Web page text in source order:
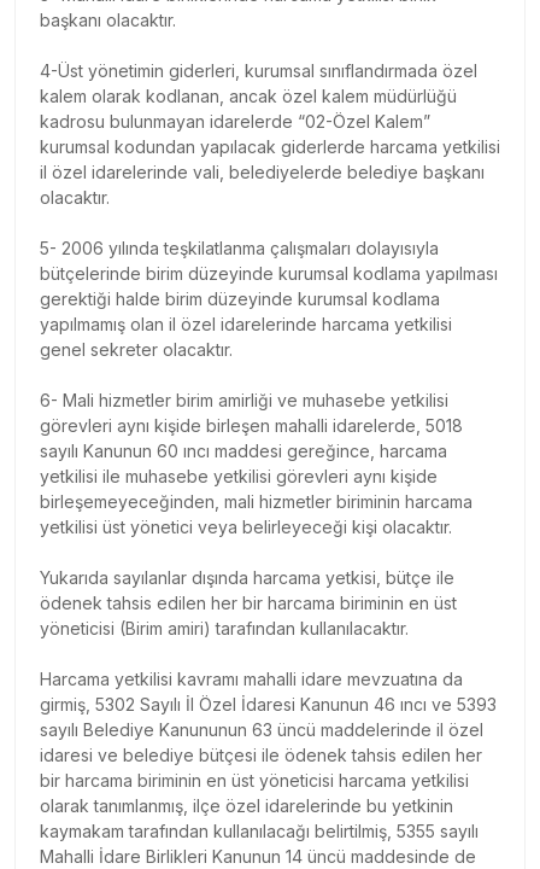
başkanı olacaktır.
4-Üst yönetimin giderleri, kurumsal sınıflandırmada özel
kalem olarak kodlanan, ancak özel kalem müdürlüğü
kadrosu bulunmayan idarelerde “02-Özel Kalem”
kurumsal kodundan yapılacak giderlerde harcama yetkilisi
il özel idarelerinde vali, belediyelerde belediye başkanı
olacaktır.
5- 2006 yılında teşkilatlanma çalışmaları dolayısıyla
bütçelerinde birim düzeyinde kurumsal kodlama yapılması
gerektiği halde birim düzeyinde kurumsal kodlama
yapılmamış olan il özel idarelerinde harcama yetkilisi
genel sekreter olacaktır.
6- Mali hizmetler birim amirliği ve muhasebe yetkilisi
görevleri aynı kişide birleşen mahalli idarelerde, 5018
sayılı Kanunun 60 ıncı maddesi gereğince, harcama
yetkilisi ile muhasebe yetkilisi görevleri aynı kişide
birleşemeyeceğinden, mali hizmetler biriminin harcama
yetkilisi üst yönetici veya belirleyeceği kişi olacaktır.
Yukarıda sayılanlar dışında harcama yetkisi, bütçe ile
ödenek tahsis edilen her bir harcama biriminin en üst
yöneticisi (Birim amiri) tarafından kullanılacaktır.
Harcama yetkilisi kavramı mahalli idare mevzuatına da
girmiş, 5302 Sayılı İl Özel İdaresi Kanunun 46 ıncı ve 5393
sayılı Belediye Kanununun 63 üncü maddelerinde il özel
idaresi ve belediye bütçesi ile ödenek tahsis edilen her
bir harcama biriminin en üst yöneticisi harcama yetkilisi
olarak tanımlanmış, ilçe özel idarelerinde bu yetkinin
kaymakam tarafından kullanılacağı belirtilmiş, 5355 sayılı
Mahalli İdare Birlikleri Kanunun 14 üncü maddesinde de